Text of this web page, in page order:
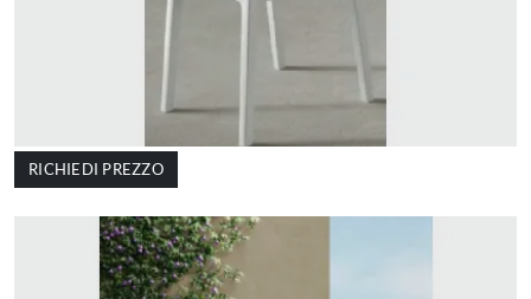
RICHIEDI PREZZO